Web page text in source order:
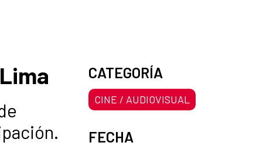
CATEGORÍA
CINE / AUDIOVISUAL
FECHA